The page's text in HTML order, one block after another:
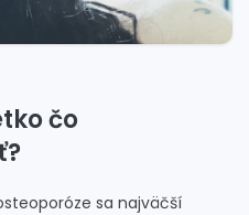
čo
sa najväčší